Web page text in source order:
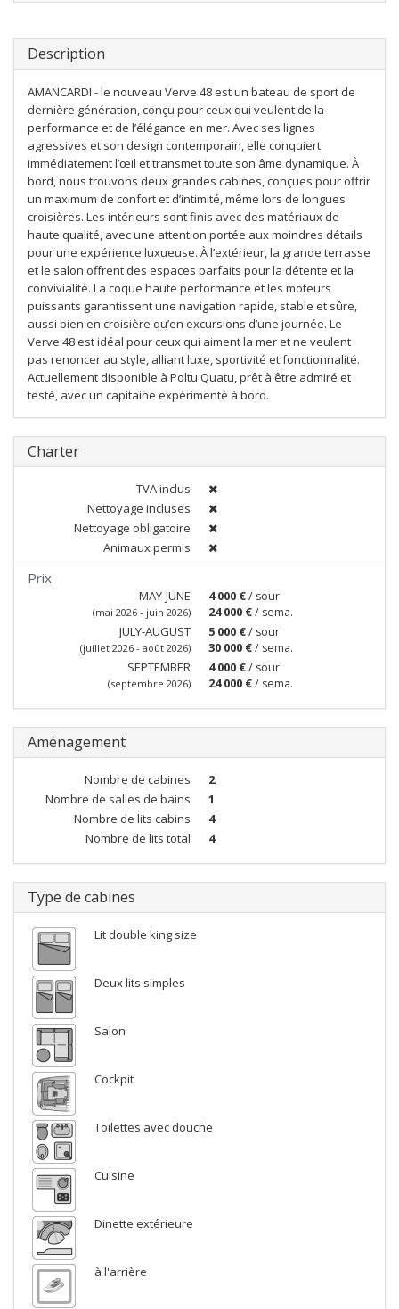
Description
AMANCARDI - le nouveau Verve 48 est un bateau de sport de
dernière génération, conçu pour ceux qui veulent de la
performance et de l’élégance en mer. Avec ses lignes
agressives et son design contemporain, elle conquiert
immédiatement l’œil et transmet toute son âme dynamique. À
bord, nous trouvons deux grandes cabines, conçues pour offrir
un maximum de confort et d’intimité, même lors de longues
croisières. Les intérieurs sont finis avec des matériaux de
haute qualité, avec une attention portée aux moindres détails
pour une expérience luxueuse. À l’extérieur, la grande terrasse
et le salon offrent des espaces parfaits pour la détente et la
convivialité. La coque haute performance et les moteurs
puissants garantissent une navigation rapide, stable et sûre,
aussi bien en croisière qu’en excursions d’une journée. Le
Verve 48 est idéal pour ceux qui aiment la mer et ne veulent
pas renoncer au style, alliant luxe, sportivité et fonctionnalité.
Actuellement disponible à Poltu Quatu, prêt à être admiré et
testé, avec un capitaine expérimenté à bord.
Charter
TVA inclus
Nettoyage incluses
Nettoyage obligatoire
Animaux permis
Prix
MAY-JUNE
(mai 2026 - juin 2026)
4 000 €/ sour
24 000 €/ sema.
JULY-AUGUST
(juillet 2026 - août 2026)
5 000 €/ sour
30 000 €/ sema.
SEPTEMBER
(septembre 2026)
4 000 €/ sour
24 000 €/ sema.
Aménagement
Nombre de cabines
2
Nombre de salles de bains
1
Nombre de lits cabins
4
Nombre de lits total
4
Type de cabines
Lit double king size
Deux lits simples
Salon
Cockpit
Toilettes avec douche
Cuisine
Dinette extérieure
à l'arrière